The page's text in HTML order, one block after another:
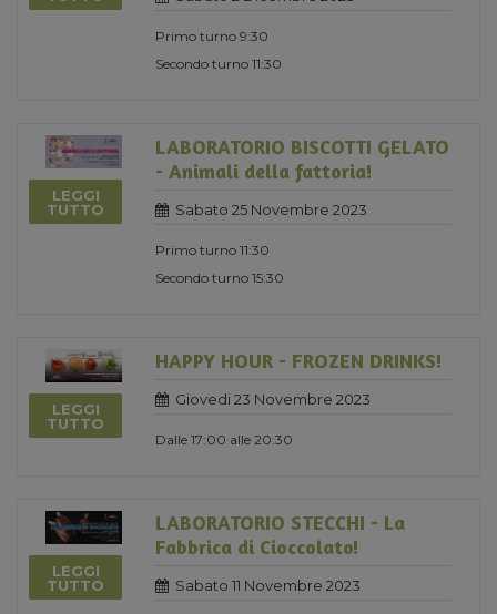
Primo turno 9:30
Secondo turno 11:30
LEGGI
TUTTO
LABORATORIO BISCOTTI GELATO
- Animali della fattoria!
Sabato 25 Novembre 2023
Primo turno 11:30
Secondo turno 15:30
LEGGI
TUTTO
HAPPY HOUR - FROZEN DRINKS!
Giovedi 23 Novembre 2023
Dalle 17:00 alle 20:30
LEGGI
TUTTO
LABORATORIO STECCHI - La
Fabbrica di Cioccolato!
Sabato 11 Novembre 2023